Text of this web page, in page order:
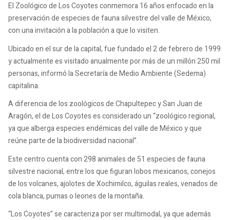
El Zoológico de Los Coyotes conmemora 16 años enfocado en la
preservación de especies de fauna silvestre del valle de México,
con una invitación a la población a que lo visiten.
Ubicado en el sur de la capital, fue fundado el 2 de febrero de 1999
y actualmente es visitado anualmente por más de un millón 250 mil
personas, informó la Secretaría de Medio Ambiente (Sedema)
capitalina.
A diferencia de los zoológicos de Chapultepec y San Juan de
Aragón, el de Los Coyotes es considerado un “zoológico regional,
ya que alberga especies endémicas del valle de México y que
reúne parte de la biodiversidad nacional”.
Este centro cuenta con 298 animales de 51 especies de fauna
silvestre nacional, entre los que figuran lobos mexicanos, conejos
de los volcanes, ajolotes de Xochimilco, águilas reales, venados de
cola blanca, pumas o leones de la montaña.
“Los Coyotes” se caracteriza por ser multimodal, ya que además